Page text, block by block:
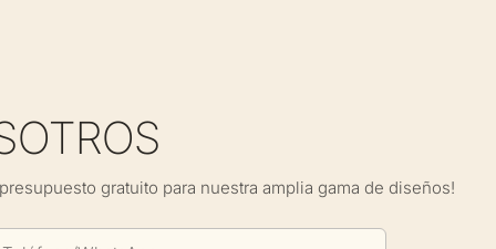
gratuito para nuestra amplia gama de diseños!